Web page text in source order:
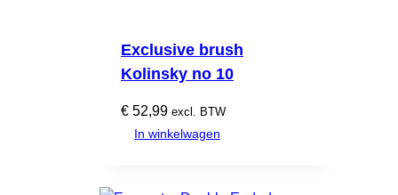
Exclusive brush
Kolinsky no 10
€ 52,99 excl. BTW
In winkelwagen